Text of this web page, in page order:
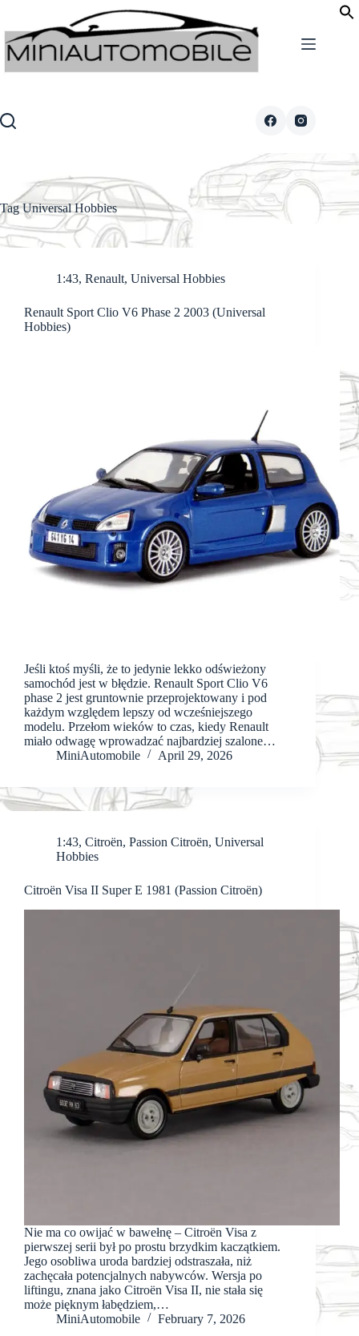
content
TagUniversal Hobbies
1:43, Renault, Universal Hobbies
Renault Sport Clio V6 Phase 2 2003 (Universal
Hobbies)
Jeśli ktoś myśli, że to jedynie lekko odświeżony
samochód jest w błędzie. Renault Sport Clio V6
phase 2 jest gruntownie przeprojektowany i pod
każdym względem lepszy od wcześniejszego
modelu. Przełom wieków to czas, kiedy Renault
miało odwagę wprowadzać najbardziej szalone…
MiniAutomobile
April 29, 2026
1:43, Citroën, Passion Citroën, Universal
Hobbies
Citroën Visa II Super E 1981 (Passion Citroën)
Nie ma co owijać w bawełnę – Citroën Visa z
pierwszej serii był po prostu brzydkim kaczątkiem.
Jego osobliwa uroda bardziej odstraszała, niż
zachęcała potencjalnych nabywców. Wersja po
liftingu, znana jako Citroën Visa II, nie stała się
może pięknym łabędziem,…
MiniAutomobile
February 7, 2026